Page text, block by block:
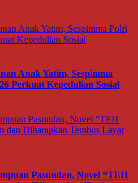
Anak Yatim, Sespimma
Perkuat Kepedulian Sosial
Pasundan, Novel “TEH